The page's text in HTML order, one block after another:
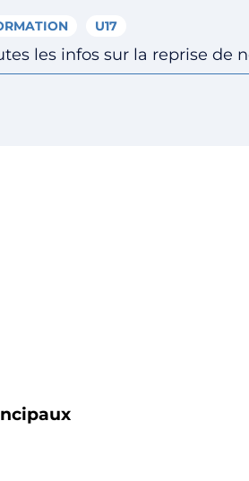
U17
les infos sur la reprise de